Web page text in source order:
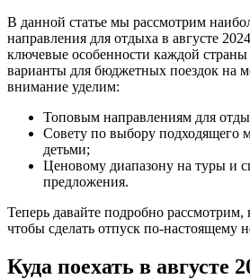
В данной статье мы рассмотрим
направления для отдыха в августе
ключевые особенности каждой
варианты для бюджетных поездок на
внимание уделим:
Топовым направлениям для
Совету по выбору подходящего
детьми;
Ценовому диапазону на туры и
предложения.
Теперь давайте подробно рассмотрим,
чтобы сделать отпуск по-настоящему
Куда поехать в августе